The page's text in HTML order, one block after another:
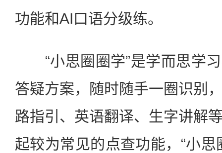
功能和AI口语分级练。
“小思圈圈学”是学而思学习
答疑方案，随时随手一圈识别
路指引、英语翻译、生字讲解
起较为常见的点查功能，“小思